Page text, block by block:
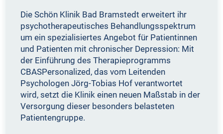
Die Schön Klinik Bad Bramstedt erweitert ihr
psychotherapeutisches Behandlungsspektrum
um ein spezialisiertes Angebot für Patientinnen
und Patienten mit chronischer Depression: Mit
der Einführung des Therapieprogramms
CBASPersonalized, das vom Leitenden
Psychologen Jörg-Tobias Hof verantwortet
wird, setzt die Klinik einen neuen Maßstab in der
Versorgung dieser besonders belasteten
Patientengruppe.